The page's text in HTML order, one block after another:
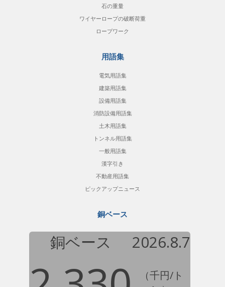
石の重量
ワイヤーロープの破断荷重
ロープワーク
用語集
電気用語集
建築用語集
設備用語集
消防設備用語集
土木用語集
トンネル用語集
一般用語集
漢字引き
不動産用語集
ピックアップニュース
銅ベース
銅ベース 2026.8.7
（千円/ト